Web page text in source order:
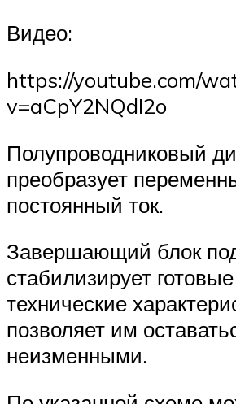
Видео:
https://youtube.com/
v=aCpY2NQdI2o
Полупроводниковый
преобразует
постоянный ток.
Завершающий блок
стабилизирует готовые
технические
позволяет им
неизменными.